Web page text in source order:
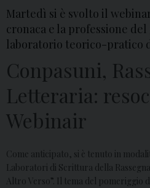
Martedì si è svolto il
cronaca e la professione
laboratorio teorico-pratico
Conpasuni,
Letteraria:
Webinair
Come anticipato, si è tenuto in
Laboratori di Scrittura della
Altro Verso”. Il tema del pomeriggio